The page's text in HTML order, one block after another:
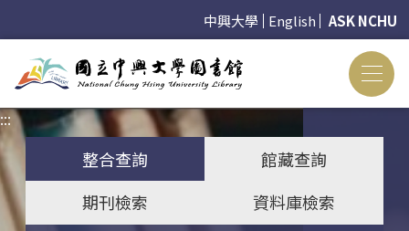
中興大學 English ASK NCHU
:::
整合查詢
館藏查詢
期刊檢索
資料庫檢索